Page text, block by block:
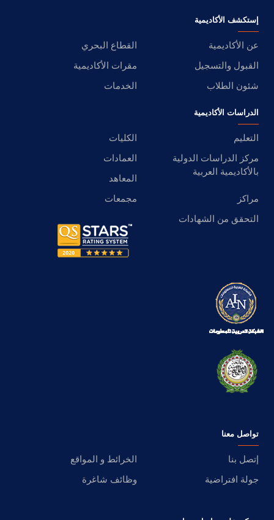
إستكشف الأكاديمية
عن الأكاديمية
القطاع البحري
القبول والتسجيل
مقرات الأكاديمية
شئون الطلاب
الخدمات
الدراسات الأكاديمية
التعليم
الكليات
مركز الدراسات الدولية
بالأكاديمية العربية
العمادات
المعاهد
مراكز
مجمعات
التحقق من الشهادات
تواصل معنا
إتصل بنا
الخرائط و المواقع
جولة افتراضية
وظائف شاغرة